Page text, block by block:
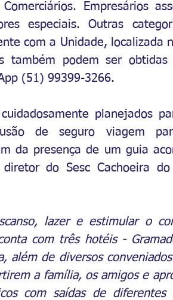
Empresários
especiais. Outras
com a Unidade, localizada
também podem ser
(51) 99399-3266.
planejados
de seguro viagem
da presença de um guia
diretor do Sesc Cachoeira
lazer e estimular o
com três hotéis -
além de diversos
a família, os amigos e
com saídas de diferentes